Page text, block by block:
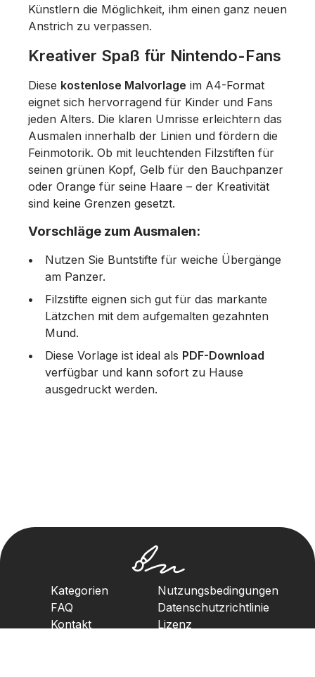
Künstlern die Möglichkeit, ihm einen ganz neuen
Anstrich zu verpassen.
Kreativer Spaß für Nintendo-Fans
Diese kostenlose Malvorlage im A4-Format
eignet sich hervorragend für Kinder und Fans
jeden Alters. Die klaren Umrisse erleichtern das
Ausmalen innerhalb der Linien und fördern die
Feinmotorik. Ob mit leuchtenden Filzstiften für
seinen grünen Kopf, Gelb für den Bauchpanzer
oder Orange für seine Haare – der Kreativität
sind keine Grenzen gesetzt.
Vorschläge zum Ausmalen:
Nutzen Sie Buntstifte für weiche Übergänge
am Panzer.
Filzstifte eignen sich gut für das markante
Lätzchen mit dem aufgemalten gezahnten
Mund.
Diese Vorlage ist ideal als PDF-Download
verfügbar und kann sofort zu Hause
ausgedruckt werden.
Kategorien
FAQ
Kontakt
Nutzungsbedingungen
Datenschutzrichtlinie
Lizenz